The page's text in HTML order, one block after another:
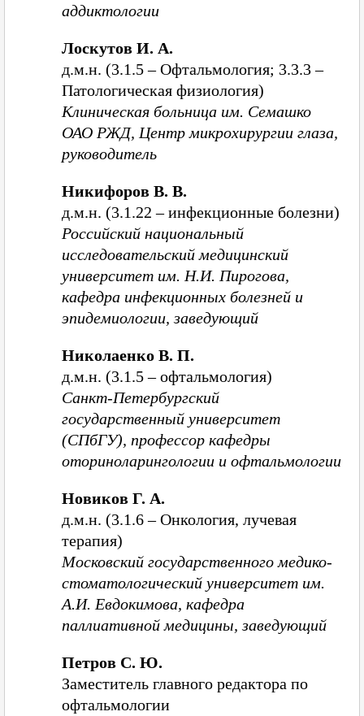
аддиктологии
Лоскутов И. А.
д.м.н. (3.1.5 – Офтальмология; 3.3.3 –
Патологическая физиология)
Клиническая больница им. Семашко
ОАО РЖД, Центр микрохирургии глаза,
руководитель
Никифоров В. В.
д.м.н. (3.1.22 – инфекционные болезни)
Российский национальный
исследовательский медицинский
университет им. Н.И. Пирогова,
кафедра инфекционных болезней и
эпидемиологии, заведующий
Николаенко В. П.
д.м.н. (3.1.5 – офтальмология)
Санкт-Петербургский
государственный университет
(СПбГУ), профессор кафедры
оториноларингологии и офтальмологии
Новиков Г. А.
д.м.н. (3.1.6 – Онкология, лучевая
терапия)
Московский государственного медико-
стоматологический университет им.
А.И. Евдокимова, кафедра
паллиативной медицины, заведующий
Петров С. Ю.
Заместитель главного редактора по
офтальмологии